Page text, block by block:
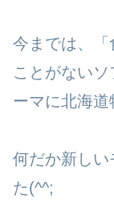
今までは、「
ことがない
ーマに北海
何だか新しい
た(^^;